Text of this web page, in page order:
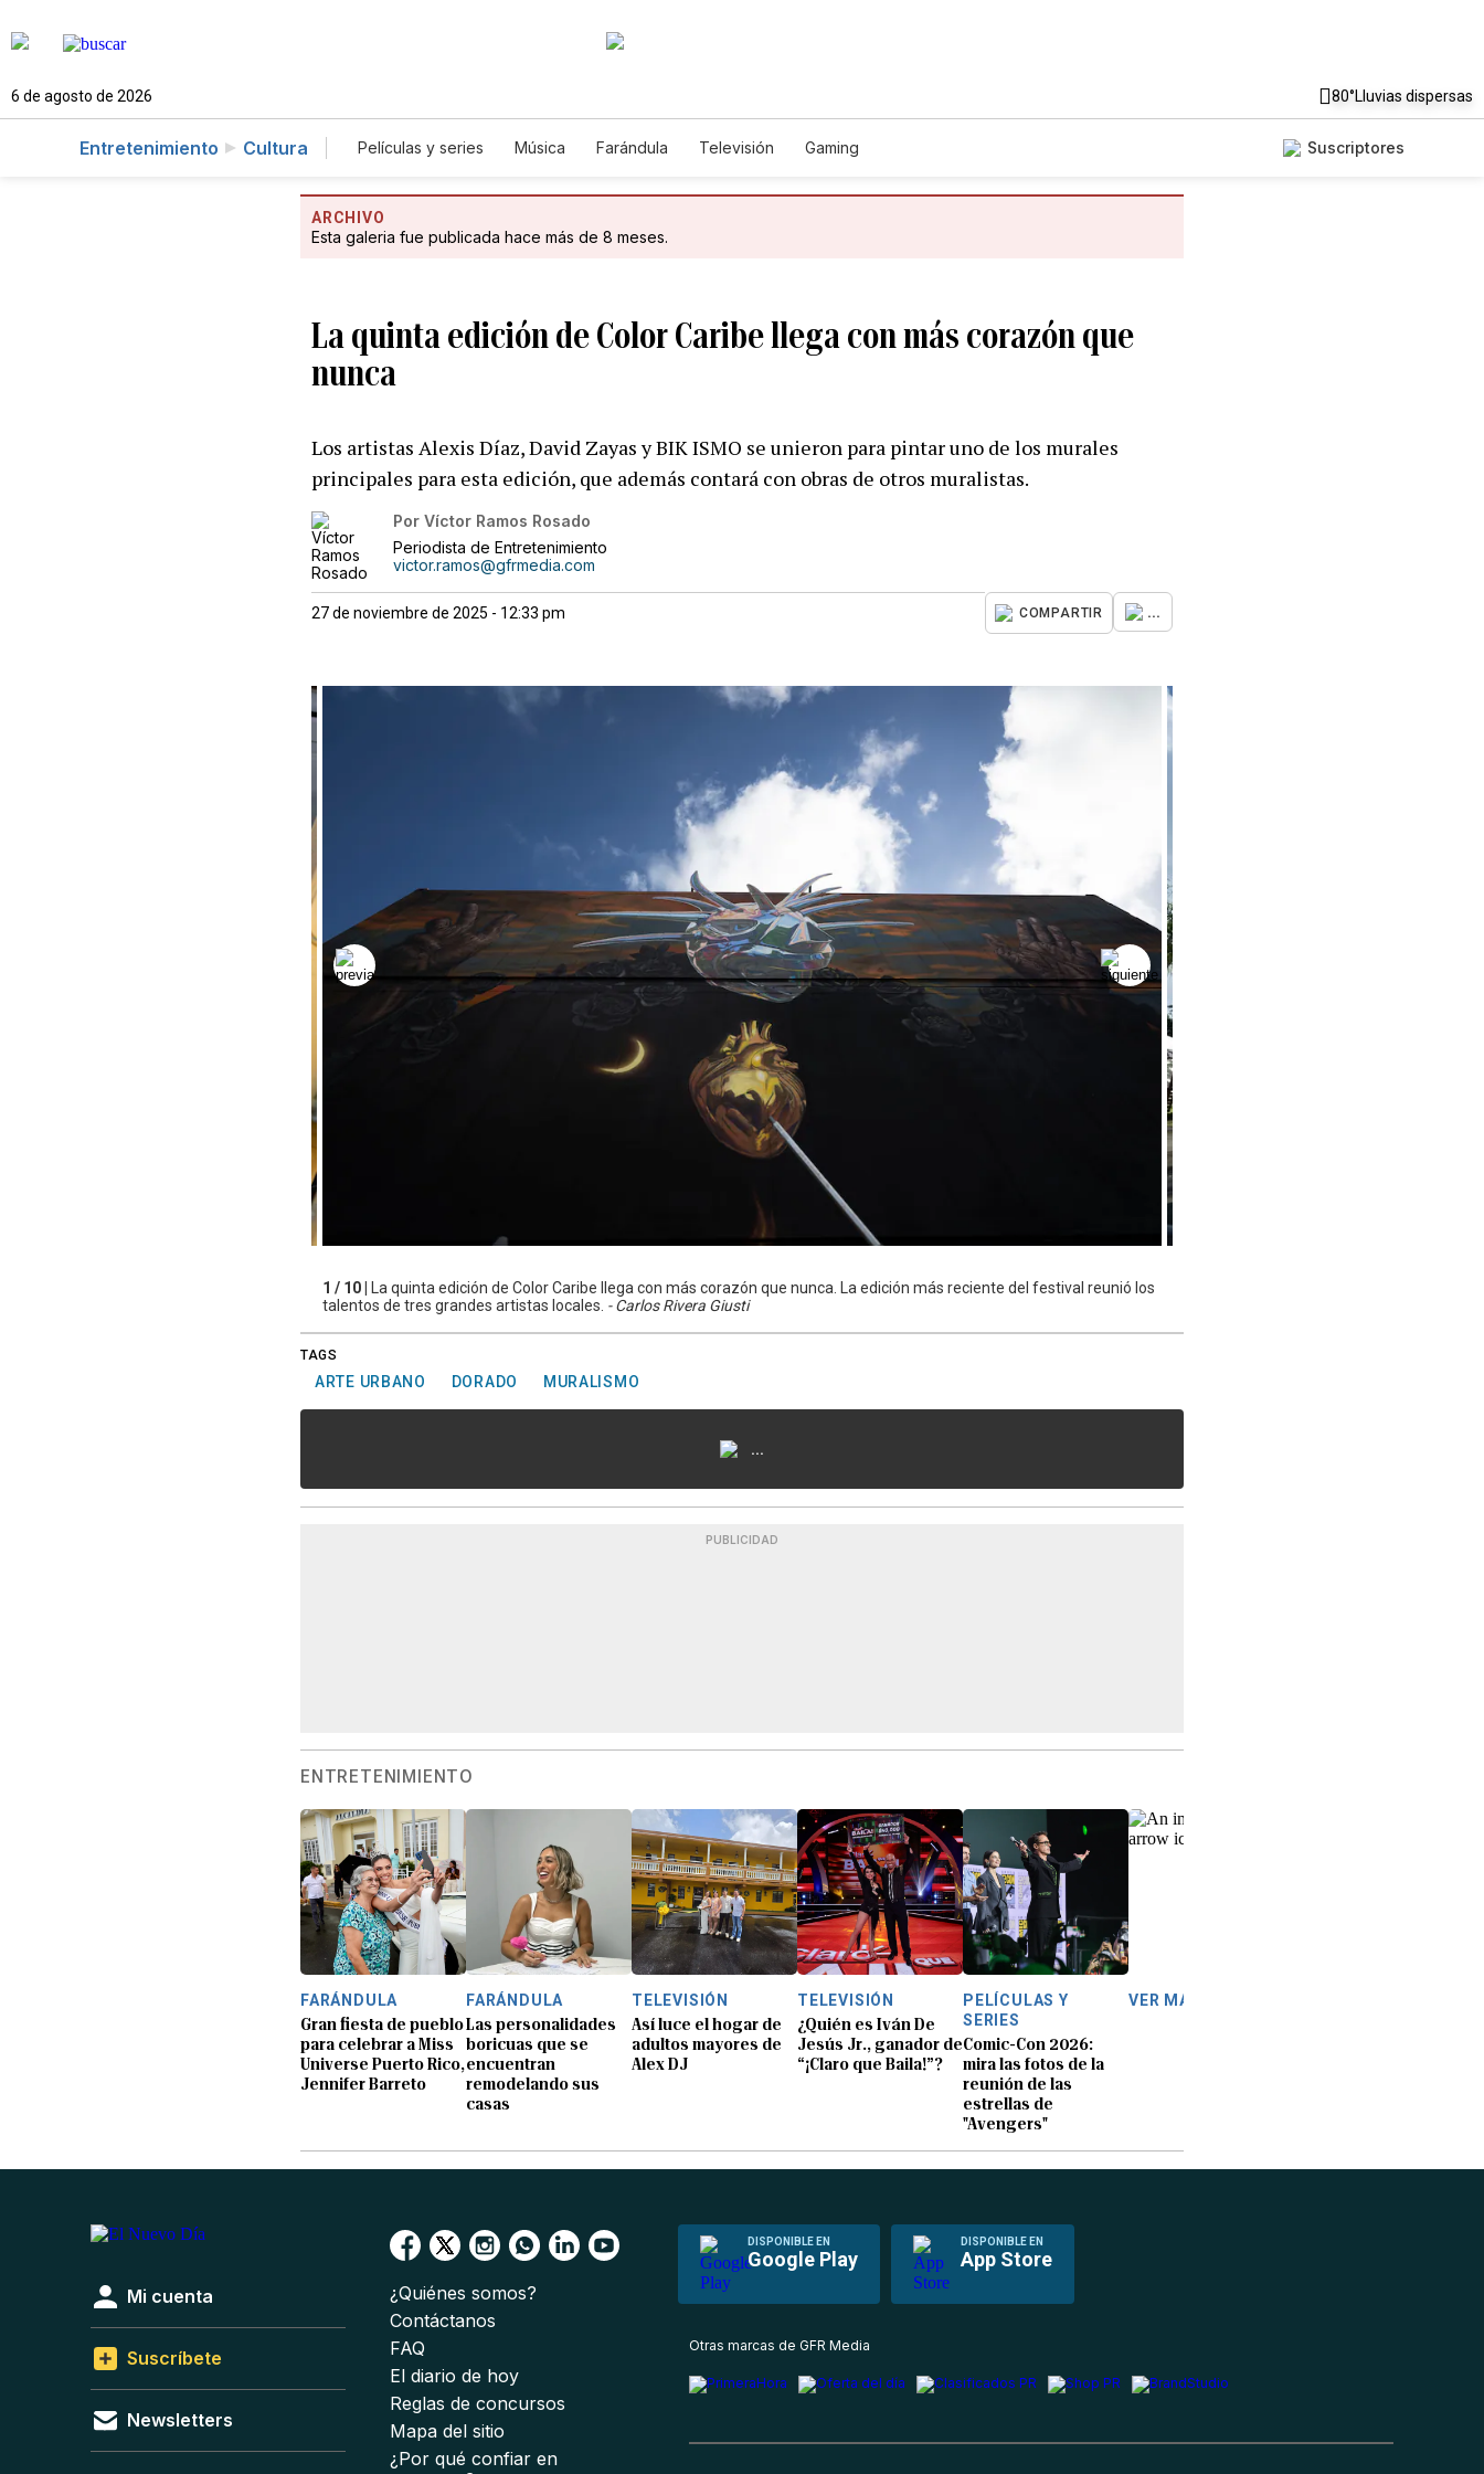
6 de agosto de 2026 80°Lluvias dispersas
Entretenimiento Cultura Películas y series Música Farándula Televisión Gaming Suscriptores
ARCHIVO
Esta galeria fue publicada hace más de 8 meses.
La quinta edición de Color Caribe llega con más corazón que
nunca
Los artistas Alexis Díaz, David Zayas y BIK ISMO se unieron para pintar uno de los murales
principales para esta edición, que además contará con obras de otros muralistas.
Por Víctor Ramos Rosado
Periodista de Entretenimiento
victor.ramos@gfrmedia.com
27 de noviembre de 2025 - 12:33 pm COMPARTIR ...
1 / 10 |
La quinta edición de Color Caribe llega con más corazón que nunca. La edición más reciente del festival reunió los
talentos de tres grandes artistas locales. - Carlos Rivera Giusti
TAGS
ARTE URBANO DORADO MURALISMO
...
PUBLICIDAD
ENTRETENIMIENTO
FARÁNDULA
Gran fiesta de pueblo
para celebrar a Miss
Universe Puerto Rico,
Jennifer Barreto
FARÁNDULA
Las personalidades
boricuas que se
encuentran
remodelando sus
casas
TELEVISIÓN
Así luce el hogar de
adultos mayores de
Alex DJ
TELEVISIÓN
¿Quién es Iván De
Jesús Jr., ganador de
“¡Claro que Baila!”?
PELÍCULAS Y
SERIES
Comic-Con 2026:
mira las fotos de la
reunión de las
estrellas de
"Avengers"
VER MÁS
DISPONIBLE EN
Google Play
DISPONIBLE EN
App Store
Mi cuenta
Suscríbete
Newsletters
¿Quiénes somos?
Contáctanos
FAQ
El diario de hoy
Reglas de concursos
Mapa del sitio
¿Por qué confiar en
Otras marcas de GFR Media